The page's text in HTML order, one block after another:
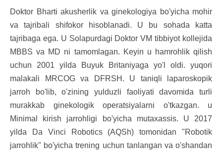
Doktor Bharti akusherlik va ginekologiya bo'yicha mohir
va tajribali shifokor hisoblanadi. U bu sohada katta
tajribaga ega. U Solapurdagi Doktor VM tibbiyot kollejida
MBBS va MD ni tamomlagan. Keyin u hamrohlik qilish
uchun 2001 yilda Buyuk Britaniyaga yo'l oldi. yuqori
malakali MRCOG va DFRSH. U taniqli laparoskopik
jarroh bo'lib, o'zining yulduzli faoliyati davomida turli
murakkab ginekologik operatsiyalarni o'tkazgan. u
Minimal kirish jarrohligi bo'yicha mutaxassis. U 2017
yilda Da Vinci Robotics (AQSh) tomonidan "Robotik
jarrohlik" bo'yicha trening uchun tanlangan va o'shandan